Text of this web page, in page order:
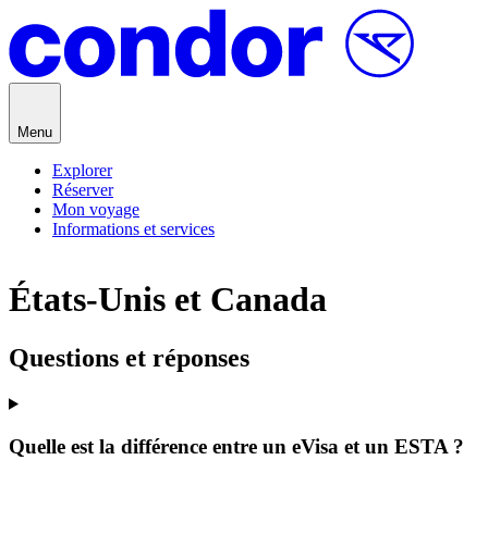
Menu
Explorer
Réserver
Mon voyage
Informations et services
États-Unis et Canada
Questions et réponses
Quelle est la différence entre un eVisa et un ESTA ?